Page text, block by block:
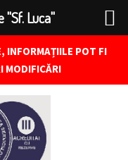
INFORMAȚIILE POT FI
MODIFICĂRI
"Sf. Luca"